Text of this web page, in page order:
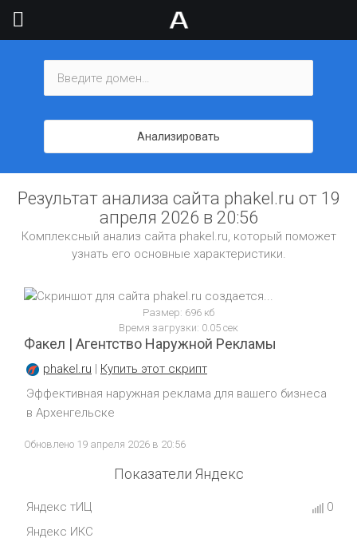
Анализировать
Результат анализа сайта phakel.ru от 19
апреля 2026 в 20:56
Комплексный анализ сайта phakel.ru, который поможет
узнать его основные характеристики.
Размер: 696 кб
Время загрузки: 0.05 сек
Факел | Агентство Наружной Рекламы
phakel.ru | Купить этот скрипт
Эффективная наружная реклама для вашего бизнеса
в Архенгельске
Обновлено 19 апреля 2026 в 20:56
Показатели Яндекс
Яндекс тИЦ
0
Яндекс ИКС